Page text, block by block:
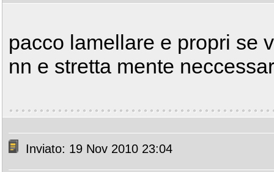
pacco lamellare e propri se
nn e stretta mente
Inviato: 19 Nov 2010 23:04